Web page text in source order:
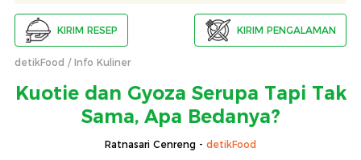
KIRIM RESEP KIRIM PENGALAMAN
detikFood Info Kuliner
Kuotie dan Gyoza Serupa Tapi Tak
Sama, Apa Bedanya?
Ratnasari Cenreng - detikFood